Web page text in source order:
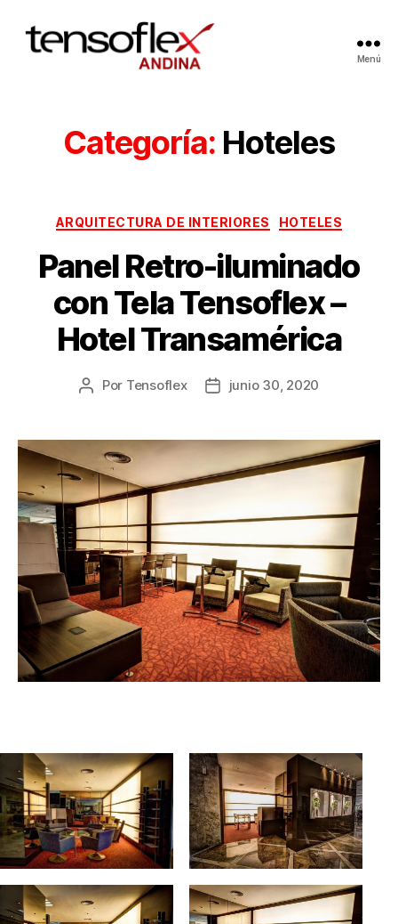
Menú
Categoría: Hoteles
ARQUITECTURA DE INTERIORES HOTELES
Panel Retro-iluminado
con Tela Tensoflex –
Hotel Transamérica
Por Tensoflex junio 30, 2020